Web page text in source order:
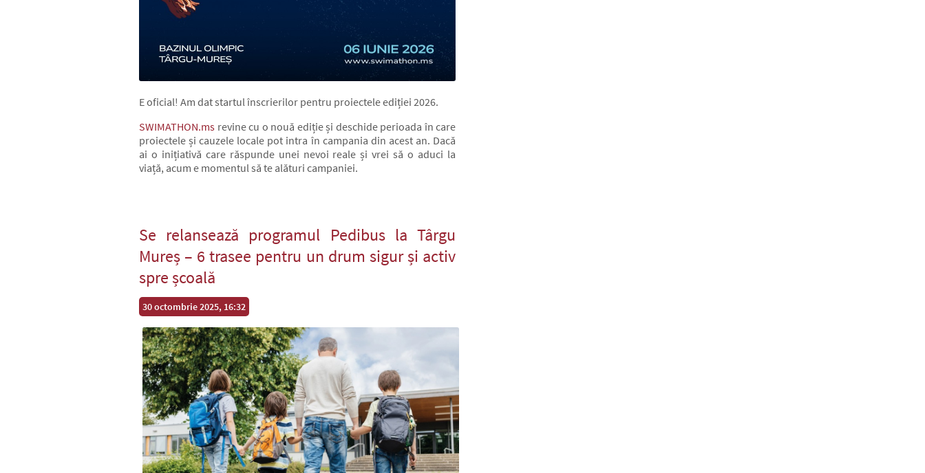
E oficial! Am dat startul înscrierilor pentru proiectele ediției 2026.
SWIMATHON.ms revine cu o nouă ediție și deschide perioada în care
proiectele și cauzele locale pot intra în campania din acest an. Dacă
ai o inițiativă care răspunde unei nevoi reale și vrei să o aduci la
viață, acum e momentul să te alături campaniei.
Se relansează programul Pedibus la Târgu
Mureș – 6 trasee pentru un drum sigur și activ
spre școală
30 octombrie 2025, 16:32